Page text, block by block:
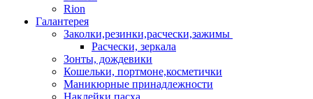
Rion
Галантерея
Заколки,резинки,расчески,зажимы
Расчески, зеркала
Зонты, дождевики
Кошельки, портмоне,косметички
Маникюрные принадлежности
Наклейки пасха